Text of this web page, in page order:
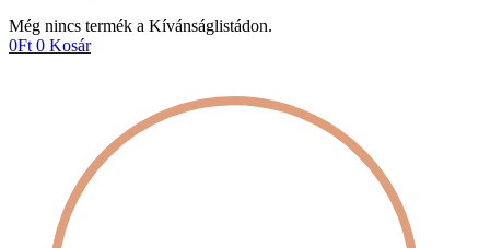
Még nincs termék a Kívánságlistádon.
0Ft 0 Kosár